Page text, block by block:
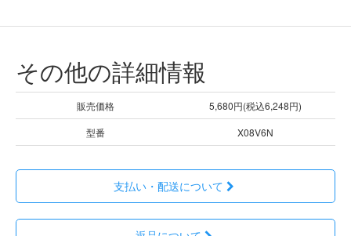
その他の詳細情報
販売価格
5,680円(税込6,248円)
型番
X08V6N
支払い・配送について